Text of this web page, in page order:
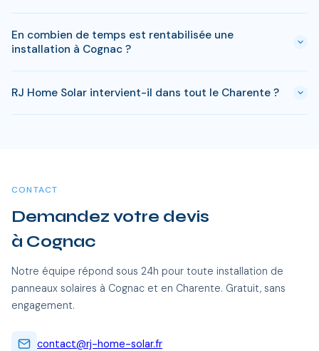
reste à charge peut descendre sous 4 000 € pour une
installation standard de 3 kWc.
à Cognac. Si votre bien est classé ou en zone protégée en
Charente, des règles spécifiques peuvent s'appliquer. RJ
Home Solar gère toutes ces démarches sans surcoût.
En combien de temps est rentabilisée une
installation à Cognac ?
investissement est atteint en 8-10 ans pour une installation
standard. L'electricite produite est ensuite quasi gratuite
RJ Home Solar intervient-il dans tout le Charente ?
CONTACT
Demandez votre devis
à Cognac
Notre équipe répond sous 24h pour toute installation de
panneaux solaires à Cognac et en Charente. Gratuit, sans
engagement.
contact@rj-home-solar.fr